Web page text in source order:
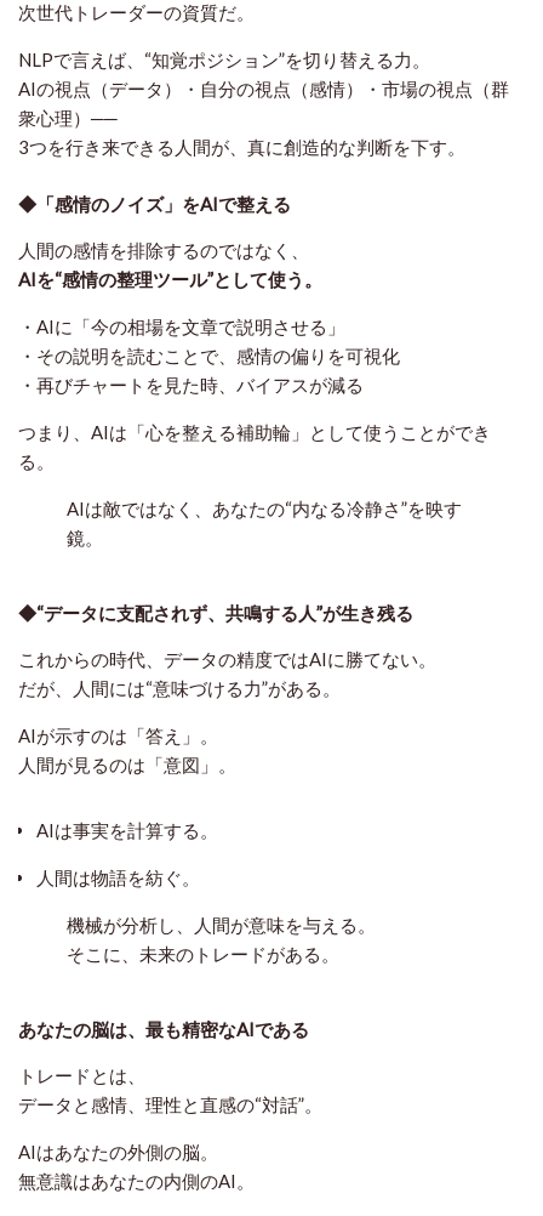
次世代トレーダーの資質だ。
NLPで言えば、“知覚ポジション”を切り替える力。
AIの視点（データ）・自分の視点（感情）・市場の視点（群
衆心理）──
3つを行き来できる人間が、真に創造的な判断を下す。
◆「感情のノイズ」をAIで整える
人間の感情を排除するのではなく、
AIを“感情の整理ツール”として使う。
・AIに「今の相場を文章で説明させる」
・その説明を読むことで、感情の偏りを可視化
・再びチャートを見た時、バイアスが減る
つまり、AIは「心を整える補助輪」として使うことができ
る。
AIは敵ではなく、あなたの“内なる冷静さ”を映す
鏡。
◆“データに支配されず、共鳴する人”が生き残る
これからの時代、データの精度ではAIに勝てない。
だが、人間には“意味づける力”がある。
AIが示すのは「答え」。
人間が見るのは「意図」。
AIは事実を計算する。
人間は物語を紡ぐ。
機械が分析し、人間が意味を与える。
そこに、未来のトレードがある。
あなたの脳は、最も精密なAIである
トレードとは、
データと感情、理性と直感の“対話”。
AIはあなたの外側の脳。
無意識はあなたの内側のAI。